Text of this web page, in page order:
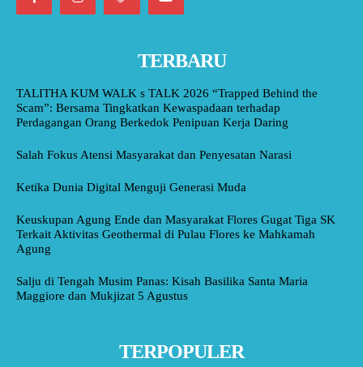
TERBARU
TALITHA KUM WALK s TALK 2026 “Trapped Behind the
Scam”: Bersama Tingkatkan Kewaspadaan terhadap
Perdagangan Orang Berkedok Penipuan Kerja Daring
Salah Fokus Atensi Masyarakat dan Penyesatan Narasi
Ketika Dunia Digital Menguji Generasi Muda
Keuskupan Agung Ende dan Masyarakat Flores Gugat Tiga SK
Terkait Aktivitas Geothermal di Pulau Flores ke Mahkamah
Agung
Salju di Tengah Musim Panas: Kisah Basilika Santa Maria
Maggiore dan Mukjizat 5 Agustus
TERPOPULER